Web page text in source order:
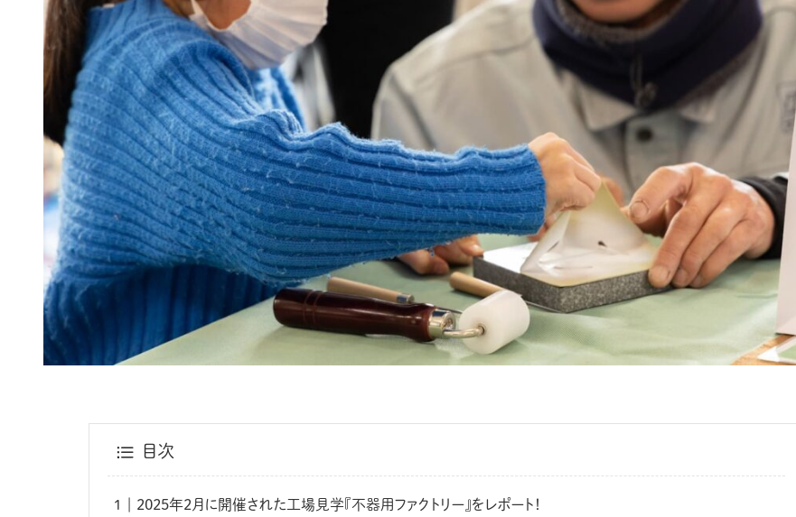
目次
2025年2月に開催された工場見学『不器用ファクトリー』をレポート！